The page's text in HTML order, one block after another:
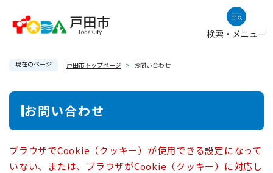
検索・メニュー
現在のページ 戸田市トップページ > お問い合わせ
本
お問い合わせ
ブラウザでCookie（クッキー）が使用できる設定になって
いない、または、ブラウザがCookie（クッキー）に対応し